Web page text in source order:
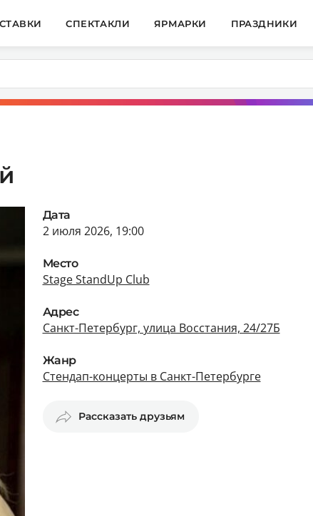
СПЕКТАКЛИ ЯРМАРКИ ПРАЗДНИКИ
Дата
2 июля 2026, 19:00
Место
Stage StandUp Club
Адрес
Санкт-Петербург, улица Восстания, 24/27Б
Жанр
Стендап-концерты в Санкт-Петербурге
Рассказать друзьям